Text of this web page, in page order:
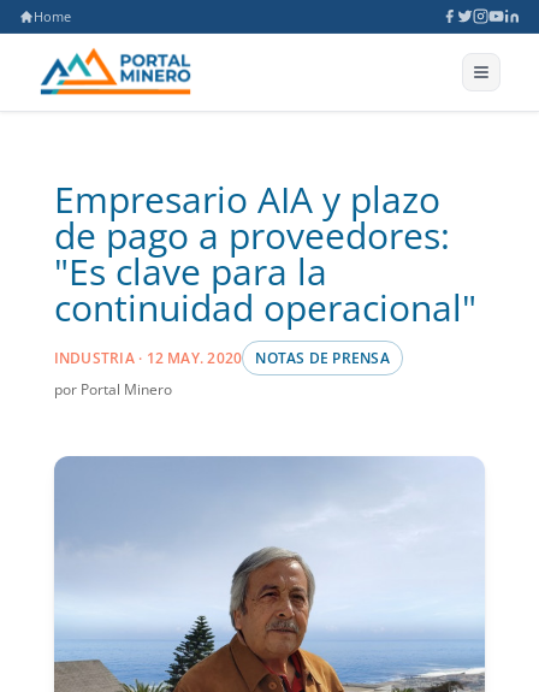
Home
Empresario AIA y plazo
de pago a proveedores:
"Es clave para la
continuidad operacional"
INDUSTRIA · 12 MAY. 2020 NOTAS DE PRENSA
por Portal Minero